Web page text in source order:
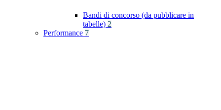
Bandi di concorso (da pubblicare in
tabelle) 2
Performance 7